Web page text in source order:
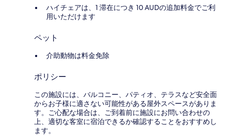
ハイチェアは、1 滞在につき 10 AUDの追加料金でご利
用いただけます
ペット
介助動物は料金免除
ポリシー
この施設には、バルコニー、パティオ、テラスなど安全面
からお子様に適さない可能性がある屋外スペースがありま
す。ご心配な場合は、ご到着前に施設にお問い合わせの
上、適切な客室に宿泊できるか確認することをおすすめし
ます。